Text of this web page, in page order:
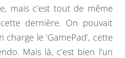
mais c’est tout de même
dernière. On pouvait
le ‘GamePad’, cette
Mais là, c’est bien l’un